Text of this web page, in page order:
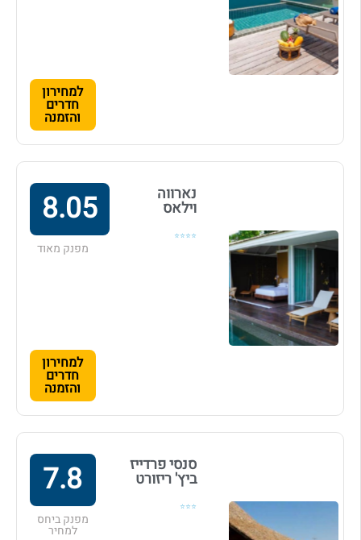
למחירון
חדרים
והזמנה
נארווה
וילאס
⭐⭐⭐⭐
8.05
מפנק מאוד
למחירון
חדרים
והזמנה
סנסי פרדייז
ביץ' ריזורט
⭐⭐⭐
7.8
מפנק ביחס
למחיר